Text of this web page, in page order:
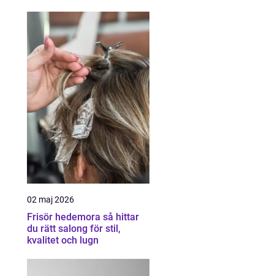
02 maj 2026
Frisör hedemora så hittar
du rätt salong för stil,
kvalitet och lugn